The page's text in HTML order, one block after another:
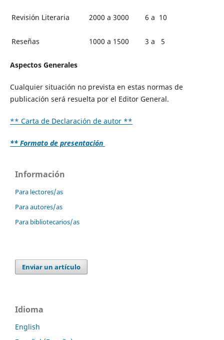
Revisión Literaria 2000 a 3000 6 a 10
Reseñas 1000 a 1500 3 a 5
Aspectos Generales
Cualquier situación no prevista en estas normas de
publicación será resuelta por el Editor General.
** Carta de Declaración de autor **
** Formato de presentación
Información
Para lectores/as
Para autores/as
Para bibliotecarios/as
Enviar un artículo
Idioma
English